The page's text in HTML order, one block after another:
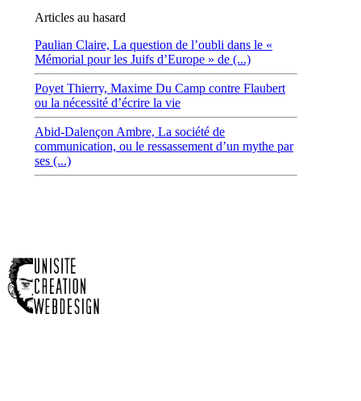
Articles au hasard
Paulian Claire, La question de l’oubli dans le «
Mémorial pour les Juifs d’Europe » de (...)
Poyet Thierry, Maxime Du Camp contre Flaubert
ou la nécessité d’écrire la vie
Abid-Dalençon Ambre, La société de
communication, ou le ressassement d’un mythe par
ses (...)